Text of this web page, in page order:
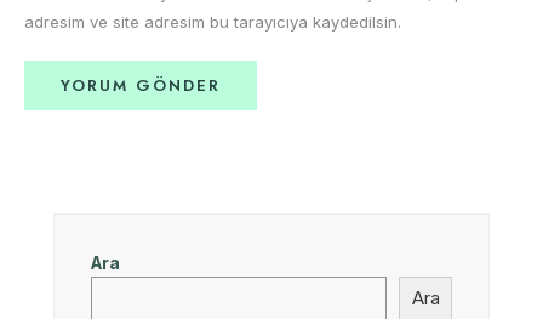
adresim ve site adresim bu tarayıcıya kaydedilsin.
Ara
Ara